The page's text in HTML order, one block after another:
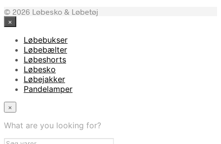
© 2026 Løbesko & Løbetøj
×
Løbebukser
Løbebælter
Løbeshorts
Løbesko
Løbejakker
Pandelamper
×
What are you looking for?